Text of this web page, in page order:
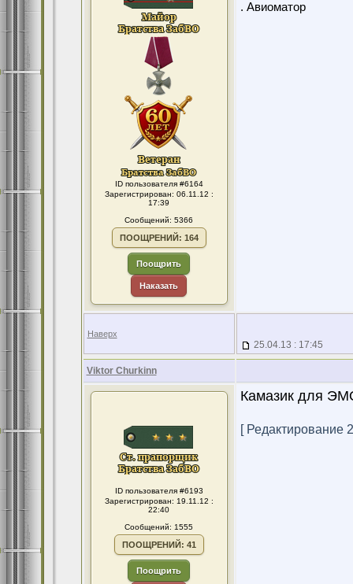
ID пользователя #6164
Зарегистрирован: 06.11.12 :
17:39
Сообщений: 5366
ПООЩРЕНИЙ: 164
Поощрить
Наказать
. Авиоматор
Наверх
25.04.13 : 17:45
Viktor Churkinn
ID пользователя #6193
Зарегистрирован: 19.11.12 :
22:40
Сообщений: 1555
ПООЩРЕНИЙ: 41
Поощрить
Камазик для
[ Редактирование